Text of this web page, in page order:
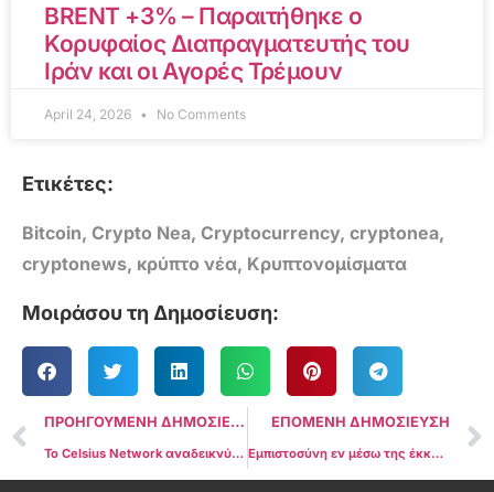
BRENT +3% – Παραιτήθηκε ο
Κορυφαίος Διαπραγματευτής του
Ιράν και οι Αγορές Τρέμουν
April 24, 2026 No Comments
Ετικέτες:
Bitcoin, Crypto Nea, Cryptocurrency, cryptonea,
cryptonews, κρύπτο νέα, Κρυπτονομίσματα
Μοιράσου τη Δημοσίευση:
ΠΡΟΗΓΟΥΜΕΝΗ ΔΗΜΟΣΙΕΥΣΗ
Το Celsius Network αναδεικνύεται νικητής: Διακανονισμοί για την έξοδο από την πτώχευση
ΕΠΟΜΕΝΗ ΔΗΜΟΣΙΕΥΣΗ
Εμπιστοσύνη εν μέσω της έκκλησης της SEC: Ο δικηγόρος πιστεύει ότι οι κάτοχοι XRP θα επικρατήσουν